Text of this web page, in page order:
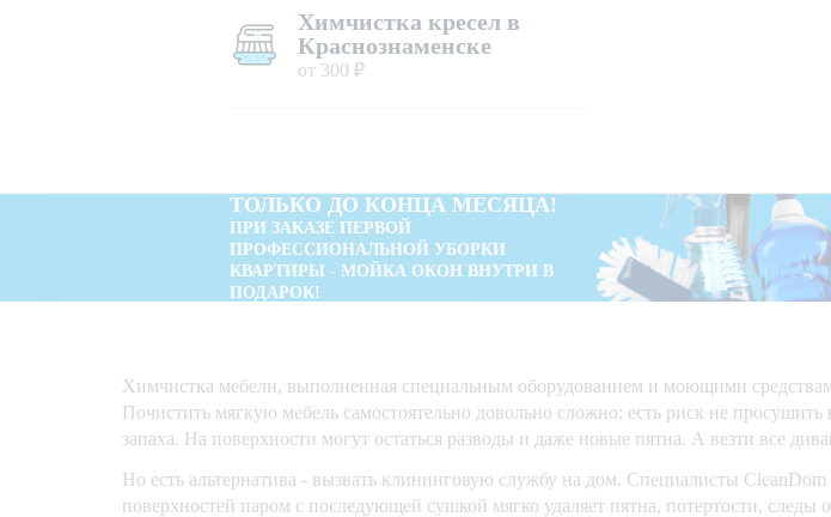
Химчистка кресел в
Краснознаменске
от 300 ₽
ТОЛЬКО ДО КОНЦА МЕСЯЦА!
ПРИ ЗАКАЗЕ ПЕРВОЙ
ПРОФЕССИОНАЛЬНОЙ УБОРКИ
КВАРТИРЫ - МОЙКА ОКОН ВНУТРИ В
ПОДАРОК!
Химчистка мебели, выполненная специальным оборудованием и моющими
Почистить мягкую мебель самостоятельно довольно сложно: есть риск не
запаха. На поверхности могут остаться разводы и даже новые пятна. А везти все
Но есть альтернатива - вызвать клининговую службу на дом. Специалисты
поверхностей паром с последующей сушкой мягко удаляет пятна, потертости,